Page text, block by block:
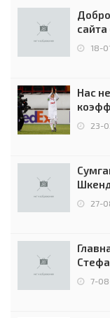
18-
Нас
23-
0:227-
7-